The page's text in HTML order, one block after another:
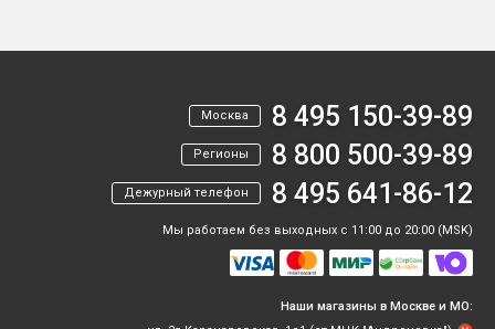
Москва 8 495 150-39-89
Регионы 8 800 500-39-89
Дежурный телефон 8 495 641-86-12
Мы работаем без выходных с 11:00 до 20:00 (MSK)
Наши магазины в Москве и МО: